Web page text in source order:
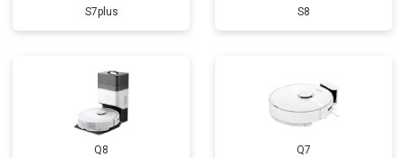
S7plus S8
Q8 Q7